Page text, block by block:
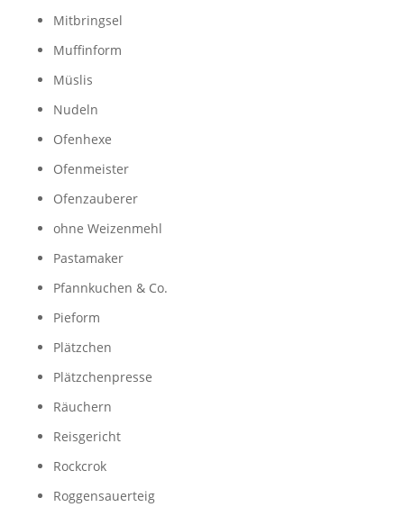
Mitbringsel
Muffinform
Müslis
Nudeln
Ofenhexe
Ofenmeister
Ofenzauberer
ohne Weizenmehl
Pastamaker
Pfannkuchen & Co.
Pieform
Plätzchen
Plätzchenpresse
Räuchern
Reisgericht
Rockcrok
Roggensauerteig